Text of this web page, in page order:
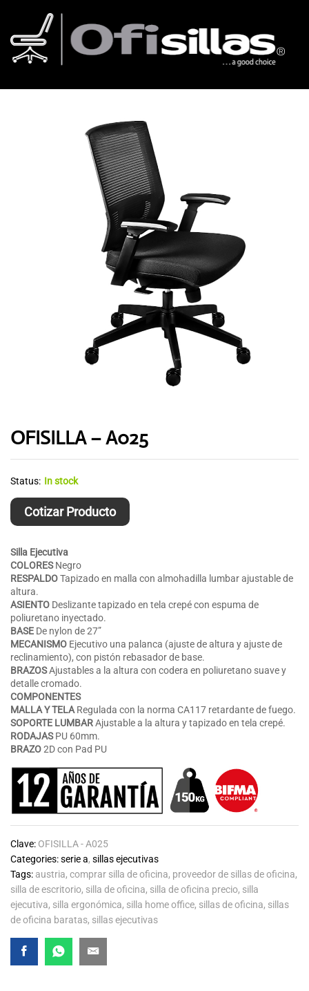
OFISILLA – A025
Status: In stock
Cotizar Producto
Silla Ejecutiva
COLORESNegro
RESPALDOTapizado en malla con almohadilla lumbar ajustable de
altura.
ASIENTO Deslizante tapizado en tela crepé con espuma de
poliuretano inyectado.
BASE De nylon de 27”
MECANISMO Ejecutivo una palanca (ajuste de altura y ajuste de
reclinamiento), con pistón rebasador de base.
BRAZOSAjustables a la altura con codera en poliuretano suave y
detalle cromado.
COMPONENTES
MALLA Y TELA Regulada con la norma CA117 retardante de fuego.
SOPORTE LUMBARAjustable a la altura y tapizado en tela crepé.
RODAJASPU 60mm.
BRAZO2D con Pad PU
Clave: OFISILLA - A025
Categories:serie a, sillas ejecutivas
Tags: austria, comprar silla de oficina, proveedor de sillas de oficina,
silla de escritorio, silla de oficina, silla de oficina precio, silla
ejecutiva, silla ergonómica, silla home office, sillas de oficina, sillas
de oficina baratas, sillas ejecutivas